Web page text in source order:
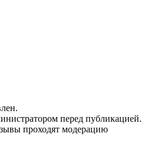
перед публикацией.
проходят модерацию